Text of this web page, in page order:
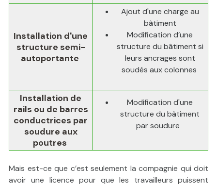
Installation d'une
structure semi-
autoportante
Ajout d'une charge au
bâtiment
Modification d’une
structure du bâtiment si
leurs ancrages sont
soudés aux colonnes
Installation de
rails ou de barres
conductrices par
soudure aux
poutres
Modification d'une
structure du bâtiment
par soudure
Mais est-ce que c’est seulement la compagnie qui doit
avoir une licence pour que les travailleurs puissent